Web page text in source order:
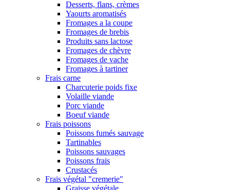
Desserts, flans, crèmes
Yaourts aromatisés
Fromages a la coupe
Fromages de brebis
Produits sans lactose
Fromages de chèvre
Fromages de vache
Fromages à tartiner
Frais carne
Charcuterie poids fixe
Volaille viande
Porc viande
Boeuf viande
Frais poissons
Poissons fumés sauvage
Tartinables
Poissons sauvages
Poissons frais
Crustacés
Frais végétal "cremerie"